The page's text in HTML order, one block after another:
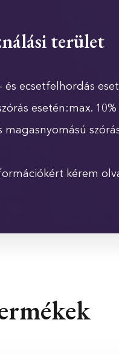
terület
és ecsetfelhordás
esetén:max. 10%
magasnyomású
kérem